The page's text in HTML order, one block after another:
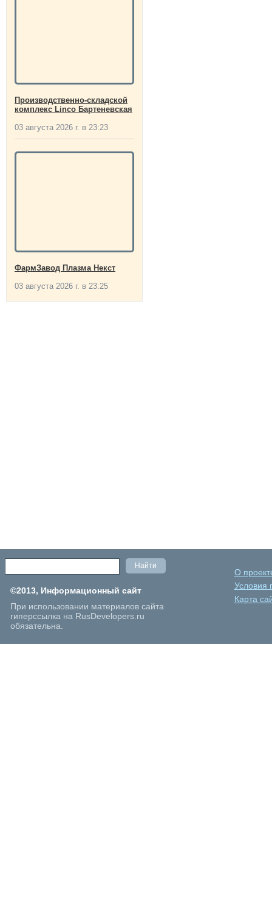
Производственно-складской
комплекс Linco Бартеневская
03 августа 2026 г. в 23:23
ФармЗавод Плазма Некст
03 августа 2026 г. в 23:25
©2013, Информационный сайт
При использовании материалов сайта
гиперссылка на RusDevelopers.ru
обязательна.
О
Условия
Карта